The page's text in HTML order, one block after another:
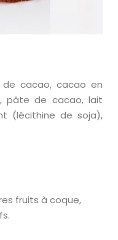
de cacao, cacao en
pâte de cacao, lait
(lécithine de soja),
fruits à coque,